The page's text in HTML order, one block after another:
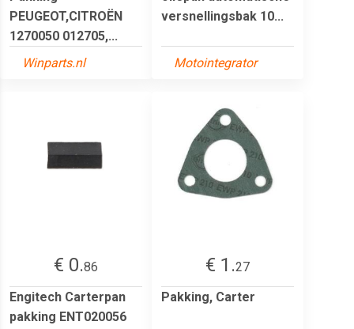
PEUGEOT,CITROËN
1270050 012705,...
Winparts.nl
versnellingsbak 10...
Motointegrator
€ 0.86
Engitech Carterpan
pakking ENT020056
€ 1.27
Pakking, Carter